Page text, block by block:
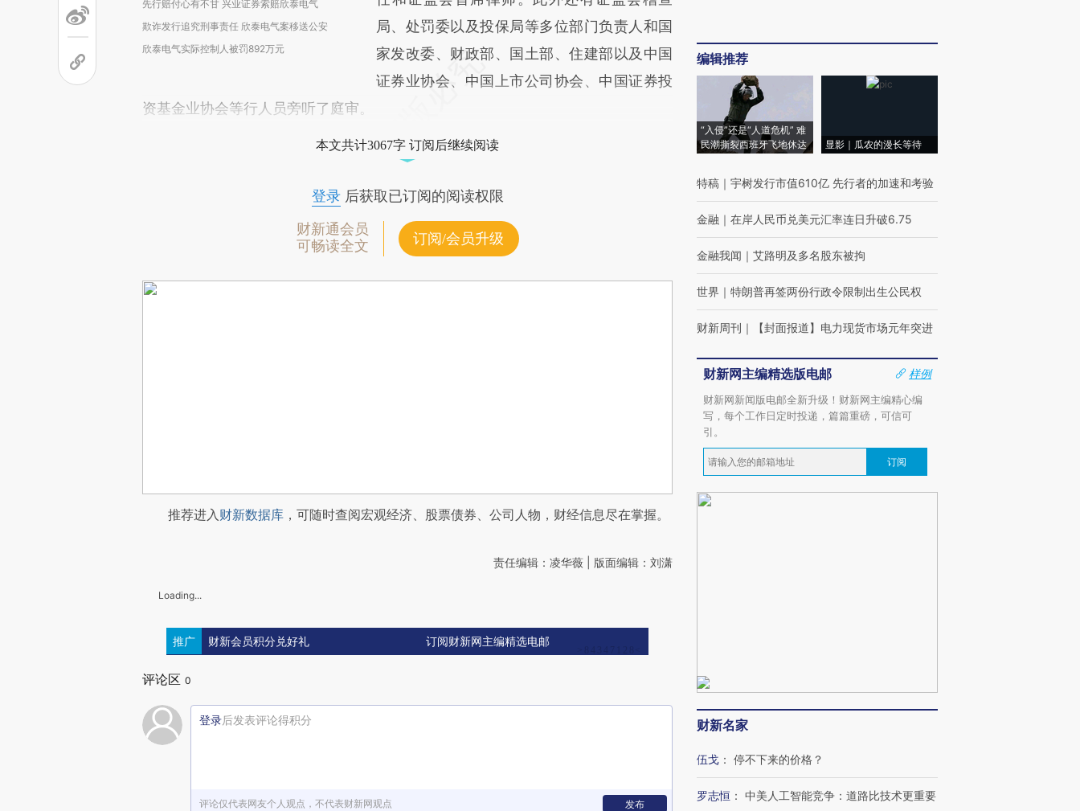
先行赔付心有不甘 兴业证券索赔欣泰电气
欺诈发行追究刑事责任 欣泰电气案移送公安
欣泰电气实际控制人被罚892万元
局、处罚委以及投保局等多位部门负责人和国
家发改委、财政部、国土部、住建部以及中国
证券业协会、中国上市公司协会、中国证券投
资基金业协会等行人员旁听了庭审。
本文共计3067字 订阅后继续阅读
登录后获取已订阅的阅读权限
财新通会员
可畅读全文
订阅/会员升级
推荐进入财新数据库 ，可随时查阅宏观经济、股票债券、公司人物，财经信息尽在掌握。
责任编辑：凌华薇 | 版面编辑：刘潇
Loading...
推广 财新会员积分兑好礼 订阅财新网主编精选电邮
评论区 0
登录后发表评论得积分
评论仅代表网友个人观点，不代表财新网观点 发布
编辑推荐
“入侵”还是“人道危机” 难
民潮撕裂西班牙飞地休达
显影｜瓜农的漫长等待
特稿 ｜ 宇树发行市值610亿 先行者的加速和考验
金融 ｜ 在岸人民币兑美元汇率连日升破6.75
金融我闻 ｜ 艾路明及多名股东被拘
世界 ｜ 特朗普再签两份行政令限制出生公民权
财新周刊 ｜ 【封面报道】电力现货市场元年突进
财新网主编精选版电邮
样例
财新网新闻版电邮全新升级！财新网主编精心编
写，每个工作日定时投递，篇篇重磅，可信可
引。
订阅
财新名家
伍戈 ： 停不下来的价格？
罗志恒 ： 中美人工智能竞争：道路比技术更重要